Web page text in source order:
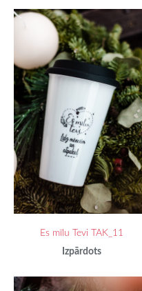
Es mīlu Tevi TAK_11
Izpārdots